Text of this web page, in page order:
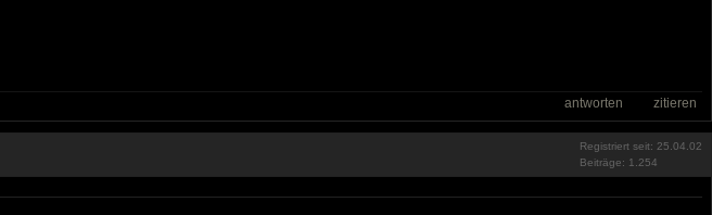
antworten zitieren
Registriert seit: 25.04.02
Beiträge: 1.254